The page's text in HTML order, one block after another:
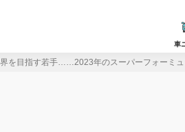
車
界を目指す若手……2023年のスーパーフォーミ